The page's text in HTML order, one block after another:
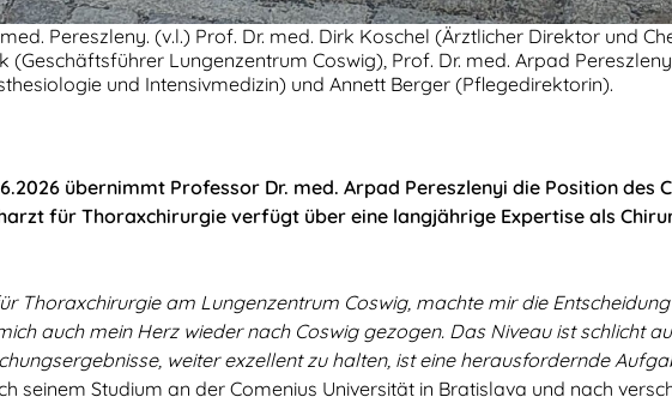
Pereszleny. (v.l.) Prof. Dr. med. Dirk Koschel (Ärztlicher Direktor und
(Geschäftsführer Lungenzentrum Coswig), Prof. Dr. med. Arpad
und Intensivmedizin) und Annett Berger (Pflegedirektorin).
übernimmt Professor Dr. med. Arpad Pereszlenyi die Position
für Thoraxchirurgie verfügt über eine langjährige Expertise als
Thoraxchirurgie am Lungenzentrum Coswig, machte mir die
auch mein Herz wieder nach Coswig gezogen. Das Niveau ist schlicht
weiter exzellent zu halten, ist eine herausfordernde
seinem Studium an der Comenius Universität in Bratislava und nach